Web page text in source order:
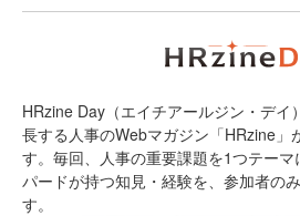
HRzine Day（エイチアールジン・デイ
長する人事のWebマガジン「HRzine」
す。毎回、人事の重要課題を1つテー
パードが持つ知見・経験を、参加者の
す。